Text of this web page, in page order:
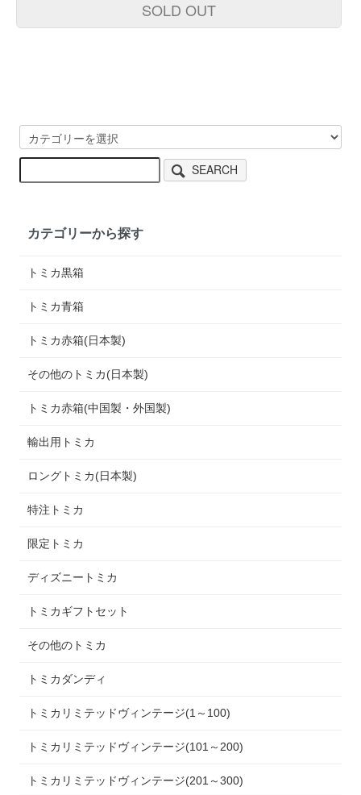
SOLD OUT
SEARCH
カテゴリーから探す
トミカ黒箱
トミカ青箱
トミカ赤箱(日本製)
その他のトミカ(日本製)
トミカ赤箱(中国製・外国製)
輸出用トミカ
ロングトミカ(日本製)
特注トミカ
限定トミカ
ディズニートミカ
トミカギフトセット
その他のトミカ
トミカダンディ
トミカリミテッドヴィンテージ(1～100)
トミカリミテッドヴィンテージ(101～200)
トミカリミテッドヴィンテージ(201～300)